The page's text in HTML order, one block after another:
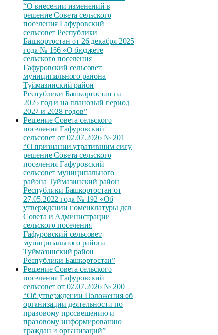
“О внесении изменений в
решение Совета сельского
поселения Гафуровский
сельсовет Республики
Башкортостан от 26 декабря 2025
года № 166 «О бюджете
сельского поселения
Гафуровский сельсовет
муниципального района
Туймазинский район
Республики Башкортостан на
2026 год и на плановый период
2027 и 2028 годов”
Решение Совета сельского
поселения Гафуровский
сельсовет от 02.07.2026 № 201
“О признании утратившим силу
решение Совета сельского
поселения Гафуровский
сельсовет муниципального
района Туймазинский район
Республики Башкортостан от
27.05.2022 года № 192 «Об
утверждении номенклатуры дел
Совета и Администрации
сельского поселения
Гафуровский сельсовет
муниципального района
Туймазинский район
Республики Башкортостан”
Решение Совета сельского
поселения Гафуровский
сельсовет от 02.07.2026 № 200
“Об утверждении Положения об
организации деятельности по
правовому просвещению и
правовому информированию
граждан и организаций”